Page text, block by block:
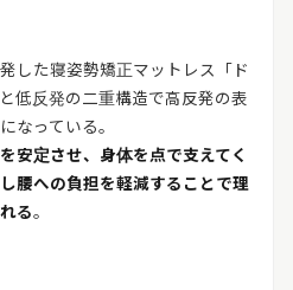
した寝姿勢矯正マットレス「ド
低反発の二重構造で高反発の表
なっている。
安定させ、身体を点で支えてく
腰への負担を軽減することで理
る。